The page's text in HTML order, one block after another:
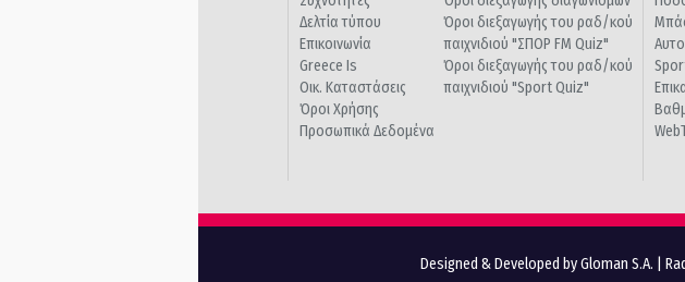
Δελτία τύπου
Επικοινωνία
Greece Is
Οικ. Καταστάσεις
Όροι Χρήσης
Προσωπικά Δεδομένα
Όροι διεξαγωγής του ραδ/κού
παιχνιδιού "ΣΠΟΡ FM Quiz"
Όροι διεξαγωγής του ραδ/κού
παιχνιδιού "Sport Quiz"
Designed & Developed by Gloman S.A.